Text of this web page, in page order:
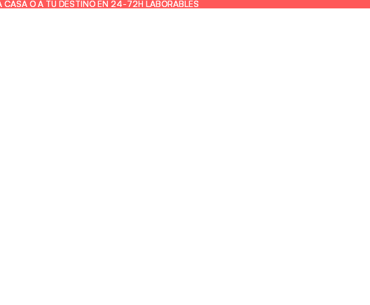
CASA O A TU DESTINO EN 24-72H LABORABLES
CASA O A TU DESTINO EN 24-72H LABORABLES